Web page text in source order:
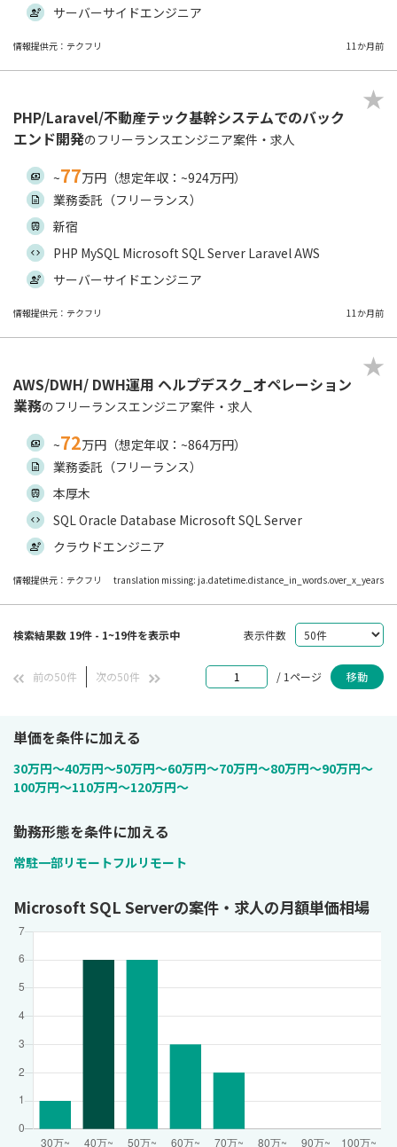
サーバーサイドエンジニア
情報提供元：テクフリ 11か月前
PHP/Laravel/不動産テック基幹システムでのバック
エンド開発のフリーランスエンジニア案件・求人
~77万円（想定年収：~924万円）
業務委託（フリーランス）
新宿
PHP MySQL Microsoft SQL Server Laravel AWS
サーバーサイドエンジニア
情報提供元：テクフリ 11か月前
AWS/DWH/ DWH運用 ヘルプデスク_オペレーション
業務のフリーランスエンジニア案件・求人
~72万円（想定年収：~864万円）
業務委託（フリーランス）
本厚木
SQL Oracle Database Microsoft SQL Server
クラウドエンジニア
情報提供元：テクフリ translation missing: ja.datetime.distance_in_words.over_x_years
検索結果数 19件 - 1~19件を表示中 表示件数
前の50件 次の50件 / 1ページ 移動
単価を条件に加える
30万円〜40万円〜50万円〜60万円〜70万円〜80万円〜90万円〜
100万円〜110万円〜120万円〜
勤務形態を条件に加える
常駐一部リモートフルリモート
Microsoft SQL Serverの案件・求人の月額単価相場